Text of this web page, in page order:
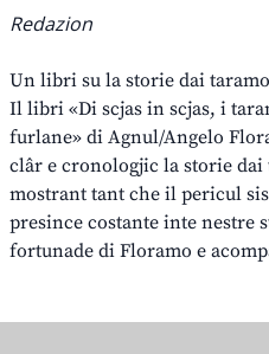
Redazion
Un libri su la storie dai
Il libri «Di scjas in scjas, i
furlane» di Agnul/Angelo
clâr e cronologjic la storie
mostrant tant che il pericul
presince costante inte nestre
fortunade di Floramo e